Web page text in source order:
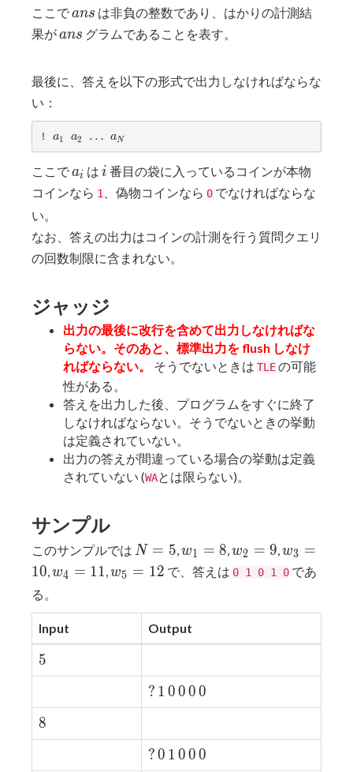
ここでans
ans は非負の整数であり、はかりの計測結
果がans
ans グラムであることを表す。
最後に、答えを以下の形式で出力しなければならな
い：
! a_1
a1 a_2
a2 …
… a_N
aN
ここでa_i
ai は i
i 番目の袋に入っているコインが本物
コインなら 1 、偽物コインなら 0 でなければならな
い。
なお、答えの出力はコインの計測を行う質問クエリ
の回数制限に含まれない。
ジャッジ
出力の最後に改行を含めて出力しなければな
らない。そのあと、標準出力を flush しなけ
ればならない。
そうでないときは TLEの可能
性がある。
答えを出力した後、プログラムをすぐに終了
しなければならない。そうでないときの挙動
は定義されていない。
出力の答えが間違っている場合の挙動は定義
されていない (WAとは限らない)。
サンプル
このサンプルでは N
=
N = 5,w_1
= 8
w1 = 8,w_2
= 9
w2 = 9,w_3
=
w3 =
10,w_4
w4 = 11,w_5
w5 = 12 で、答えは 0 1 0 1 0であ
る。
Input Output
5
5
?
? 1
1 0
00
00
00
0
8
8
?
?0
0 1
1 0
00
00
0